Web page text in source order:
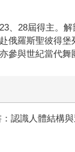
、28屆得主。
俄羅斯聖彼得
參與世紀當代舞
認識人體結構與